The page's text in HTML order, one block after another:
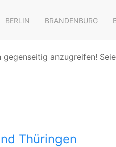
BERLIN BRANDENBURG
anzugreifen!
Thüringen